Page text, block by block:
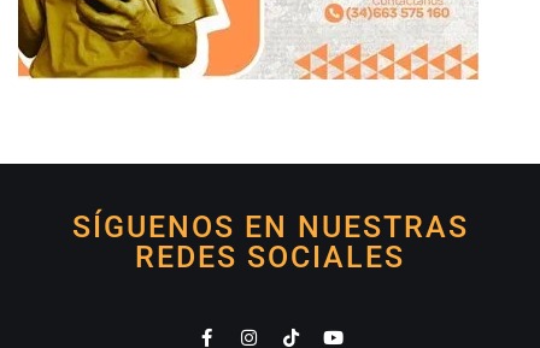
SÍGUENOS EN NUESTRAS
REDES SOCIALES